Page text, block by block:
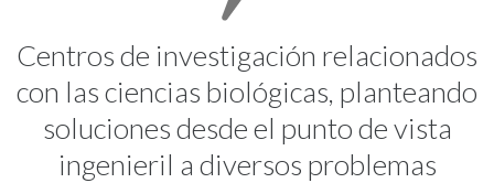
Centros de investigación relacionados
con las ciencias biológicas, planteando
soluciones desde el punto de vista
ingenieril a diversos problemas